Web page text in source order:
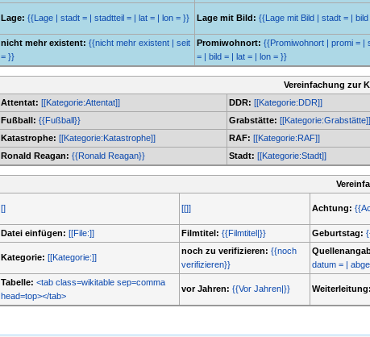
Lage: {{Lage | stadt = | stadtteil = | lat = | lon = }} Lage mit Bild: {{Lage mit Bild | stadt = |
nicht mehr existent: {{nicht mehr existent | seit
= }}
Promiwohnort: {{Promiwohnort | promi = |
= | bild = | lat = | lon = }}
Vereinfachung zur
Attentat: [[Kategorie:Attentat]] DDR: [[Kategorie:DDR]]
Fußball: {{Fußball}} Grabstätte: [[Kategorie:Grabstätte]]
Katastrophe: [[Kategorie:Katastrophe]] RAF: [[Kategorie:RAF]]
Ronald Reagan: {{Ronald Reagan}} Stadt: [[Kategorie:Stadt]]
[] [[]] Achtung:
Datei einfügen: [[File:]] Filmtitel: {{Filmtitel|}} Geburtstag:
Kategorie: [[Kategorie:]]
noch zu verifizieren: {{noch
verifizieren}}
datum = |
Tabelle: <tab class=wikitable sep=comma
head=top></tab>
vor Jahren: {{Vor Jahren|}} Weiterleitung: